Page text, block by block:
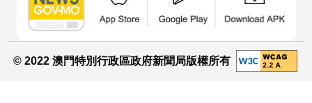
© 2022 澳門特別行政區政府新聞局版權所有